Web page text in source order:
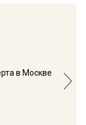
в Москве